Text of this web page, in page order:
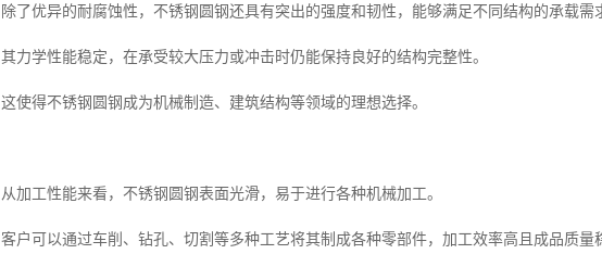
除了优异的耐腐蚀性，不锈钢圆钢还具有突出的强度和韧性，能够满足不同结构的承载需
其力学性能稳定，在承受较大压力或冲击时仍能保持良好的结构完整性。
这使得不锈钢圆钢成为机械制造、建筑结构等领域的理想选择。
从加工性能来看，不锈钢圆钢表面光滑，易于进行各种机械加工。
客户可以通过车削、钻孔、切割等多种工艺将其制成各种零部件，加工效率高且成品质量